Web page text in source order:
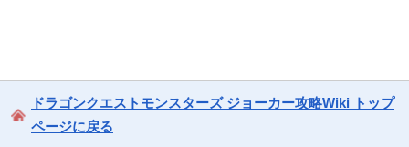
ドラゴンクエストモンスターズ ジョーカー攻略Wiki トップ
ページに戻る